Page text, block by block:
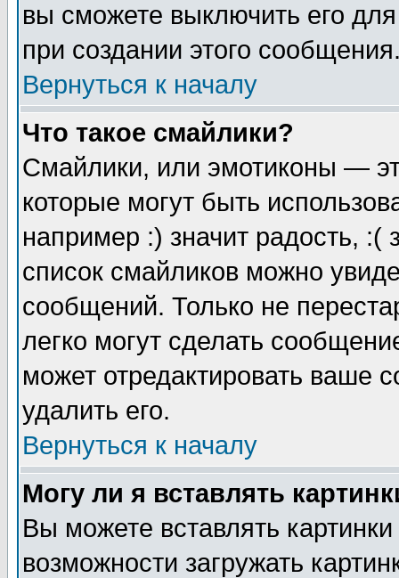
вы сможете выключить его
при создании этого
Вернуться к началу
Что такое смайлики?
Смайлики, или эмотиконы —
которые могут быть
например :) значит радость, :(
список смайликов можно
сообщений. Только не
легко могут сделать
может отредактировать ваше
удалить его.
Вернуться к началу
Могу ли я вставлять
Вы можете вставлять
возможности загружать